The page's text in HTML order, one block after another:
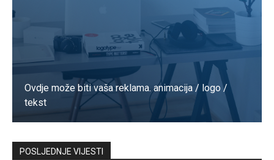
Ovdje može biti vaša reklama. animacija / logo /
tekst
Kontaktirajte nas
POSLJEDNJE VIJESTI